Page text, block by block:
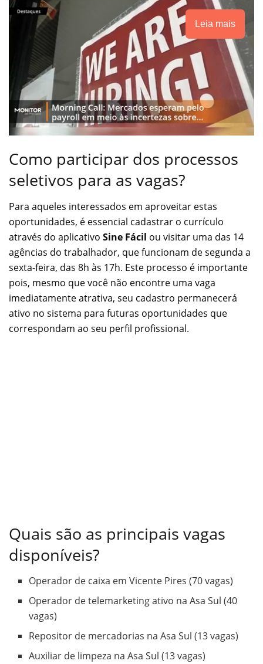
Leia mais
Como participar dos processos
seletivos para as vagas?
Para aqueles interessados em aproveitar estas
oportunidades, é essencial cadastrar o currículo
através do aplicativo Sine Fácil ou visitar uma das 14
agências do trabalhador, que funcionam de segunda a
sexta-feira, das 8h às 17h. Este processo é importante
pois, mesmo que você não encontre uma vaga
imediatamente atrativa, seu cadastro permanecerá
ativo no sistema para futuras oportunidades que
correspondam ao seu perfil profissional.
Quais são as principais vagas
disponíveis?
Operador de caixa em Vicente Pires (70 vagas)
Operador de telemarketing ativo na Asa Sul (40
vagas)
Repositor de mercadorias na Asa Sul (13 vagas)
Auxiliar de limpeza na Asa Sul (13 vagas)